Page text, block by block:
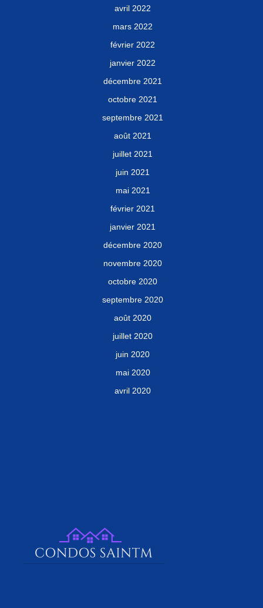
avril 2022
mars 2022
février 2022
janvier 2022
décembre 2021
octobre 2021
septembre 2021
août 2021
juillet 2021
juin 2021
mai 2021
février 2021
janvier 2021
décembre 2020
novembre 2020
octobre 2020
septembre 2020
août 2020
juillet 2020
juin 2020
mai 2020
avril 2020